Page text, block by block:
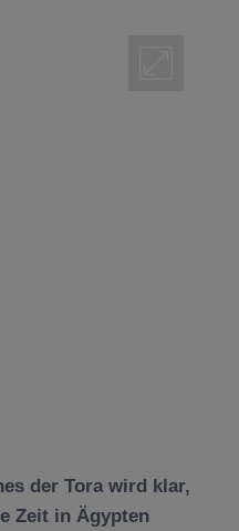
der Tora wird klar,
Zeit in Ägypten